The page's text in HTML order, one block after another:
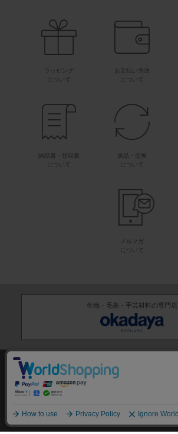
ラッピング
について
お支払い方法
について
納品書・領収書
について
返品・交換
について
メルマガ
について
生地・毛糸・手芸材料の専門店
株式会社オカダヤ
特定商取引法に基づく表記